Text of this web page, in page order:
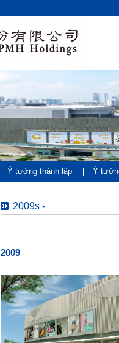
Ý tưởng thành lập Ý
2009s -
2009